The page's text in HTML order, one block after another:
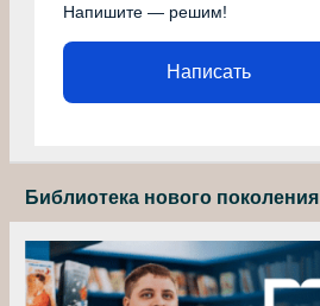
Напишите — решим!
Написать
Библиотека нового поколения